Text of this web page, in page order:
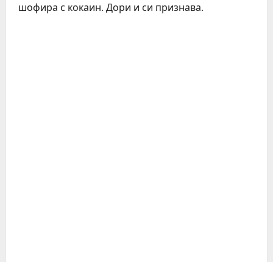
шофира с кокаин. Дори и си признава.